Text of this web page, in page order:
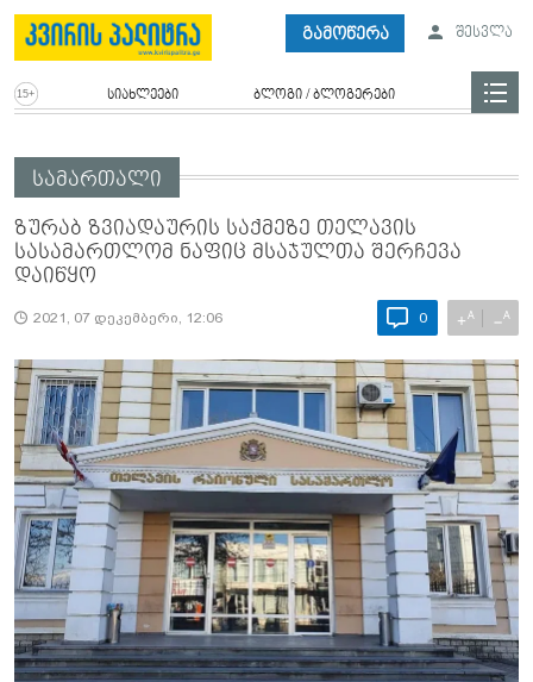
გამოწერა შესვლა
სიახლეები ბლოგი / ბლოგერები
სამართალი
ზურაბ ზვიადაურის საქმეზე თელავის
სასამართლომ ნაფიც მსაჯულთა შერჩევა
დაიწყო
2021, 07 დეკემბერი, 12:06 0 +A −A